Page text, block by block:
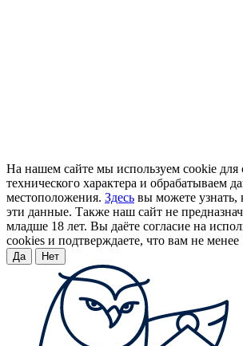
На нашем сайте мы используем cookie
технического характера и обрабатываем
местоположения. Здесь вы можете узнать,
эти данные. Также наш сайт не
младше 18 лет. Вы даёте согласие на
cookies и подтверждаете, что вам не менее
Да Нет